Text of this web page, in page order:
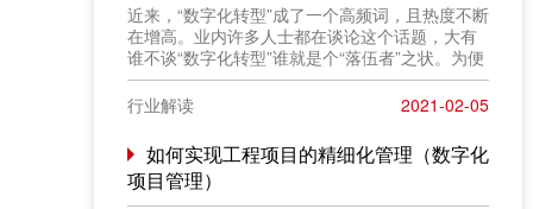
近来，“数字化转型”成了一个高频词，且热度不断
在增高。业内许多人士都在谈论这个话题，大有
谁不谈“数字化转型”谁就是个“落伍者”之状。为便
于在相同语境下讨论问题，今天我也凑个热闹，
以“数字化转型”为题，谈一点粗浅认识，就教于同
行。
行业解读 2021-02-05
如何实现工程项目的精细化管理（数字化
项目管理）